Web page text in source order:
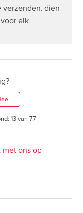
ontvangen.
Point
verzenden, dien
elk
13 van 77
met ons op